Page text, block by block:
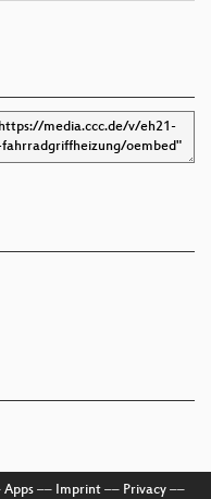
Apps–– Imprint–– Privacy––